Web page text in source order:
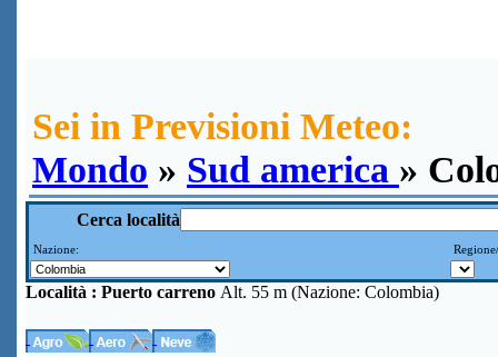
Sei in Previsioni Meteo:
Mondo » Sud america »
Cerca località
Nazione:
Località : Puerto carreno Alt. 55 m (Nazione: Colombia)